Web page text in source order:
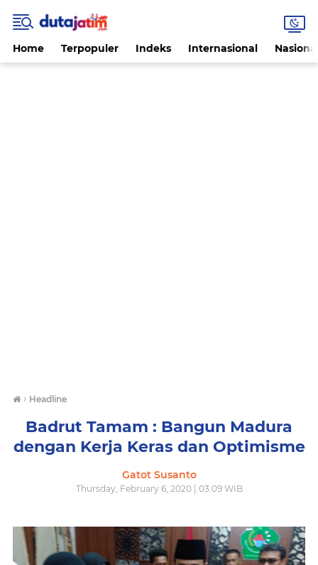
Home Terpopuler Indeks Internasional
› Headline
Badrut Tamam : Bangun Madura
dengan Kerja Keras dan Optimisme
Gatot Susanto
Thursday, February 6, 2020 | 03:09 WIB